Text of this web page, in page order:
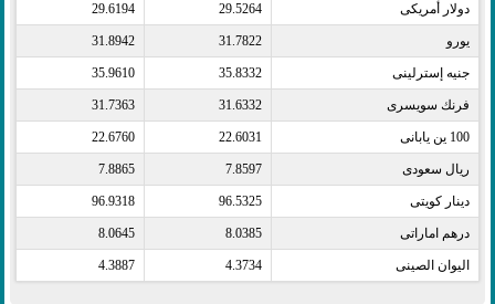
دولار أمريكى​ 29.5264
29.6194
يورو​ 31.7822
31.8942
جنيه إسترلينى​ 35.8332
35.9610
فرنك سويسرى​ 31.6332
31.7363
100 ين يابانى​ 22.6031
22.6760
ريال سعودى​ 7.8597
7.8865
دينار كويتى​ 96.5325
96.9318
درهم اماراتى​ 8.0385
8.0645
اليوان الصينى​ 4.3734
4.3887